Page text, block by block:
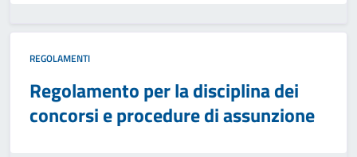
REGOLAMENTI
Regolamento per la disciplina dei
concorsi e procedure di assunzione